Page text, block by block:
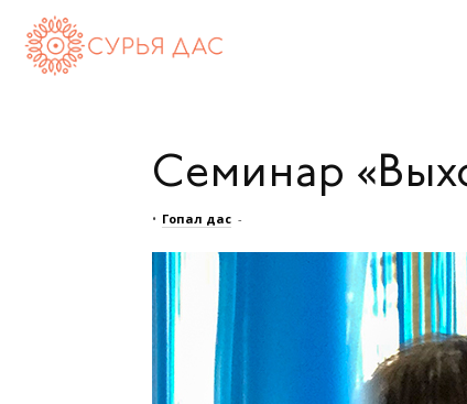
(Андрей
—
Семинар
• Гопал дас -